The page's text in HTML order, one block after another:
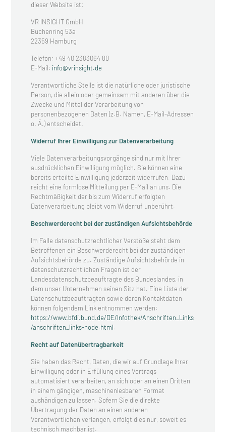
dieser Website ist:
VR INSIGHT GmbH
Buchenring 53a
22359 Hamburg
Telefon: +49 40 2383064 80
E-Mail: info@vrinsight.de
Verantwortliche Stelle ist die natürliche oder juristische
Person, die allein oder gemeinsam mit anderen über die
Zwecke und Mittel der Verarbeitung von
personenbezogenen Daten (z.B. Namen, E-Mail-Adressen
o. Ä.) entscheidet.
Widerruf Ihrer Einwilligung zur Datenverarbeitung
Viele Datenverarbeitungsvorgänge sind nur mit Ihrer
ausdrücklichen Einwilligung möglich. Sie können eine
bereits erteilte Einwilligung jederzeit widerrufen. Dazu
reicht eine formlose Mitteilung per E-Mail an uns. Die
Rechtmäßigkeit der bis zum Widerruf erfolgten
Datenverarbeitung bleibt vom Widerruf unberührt.
Beschwerderecht bei der zuständigen Aufsichtsbehörde
Im Falle datenschutzrechtlicher Verstöße steht dem
Betroffenen ein Beschwerderecht bei der zuständigen
Aufsichtsbehörde zu. Zuständige Aufsichtsbehörde in
datenschutzrechtlichen Fragen ist der
Landesdatenschutzbeauftragte des Bundeslandes, in
dem unser Unternehmen seinen Sitz hat. Eine Liste der
Datenschutzbeauftragten sowie deren Kontaktdaten
können folgendem Link entnommen werden:
https://www.bfdi.bund.de/DE/Infothek/Anschriften_Links
/anschriften_links-node.html.
Recht auf Datenübertragbarkeit
Sie haben das Recht, Daten, die wir auf Grundlage Ihrer
Einwilligung oder in Erfüllung eines Vertrags
automatisiert verarbeiten, an sich oder an einen Dritten
in einem gängigen, maschinenlesbaren Format
aushändigen zu lassen. Sofern Sie die direkte
Übertragung der Daten an einen anderen
Verantwortlichen verlangen, erfolgt dies nur, soweit es
technisch machbar ist.